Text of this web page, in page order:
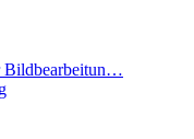
Bildbearbeitun…